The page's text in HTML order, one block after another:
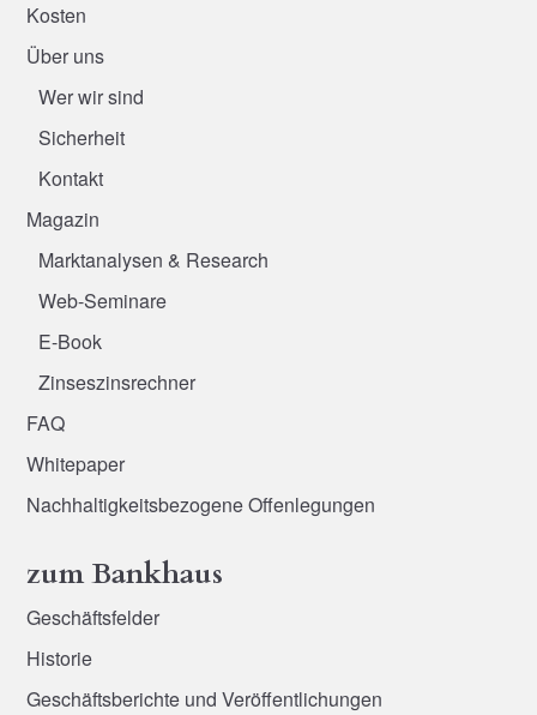
Kosten
Über uns
Wer wir sind
Sicherheit
Kontakt
Magazin
Marktanalysen & Research
Web-Seminare
E-Book
Zinseszinsrechner
FAQ
Whitepaper
Nachhaltigkeitsbezogene Offenlegungen
zum Bankhaus
Geschäftsfelder
Historie
Geschäftsberichte und Veröffentlichungen